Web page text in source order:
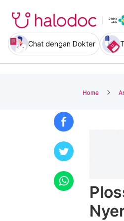
Chat dengan Dokter
Home